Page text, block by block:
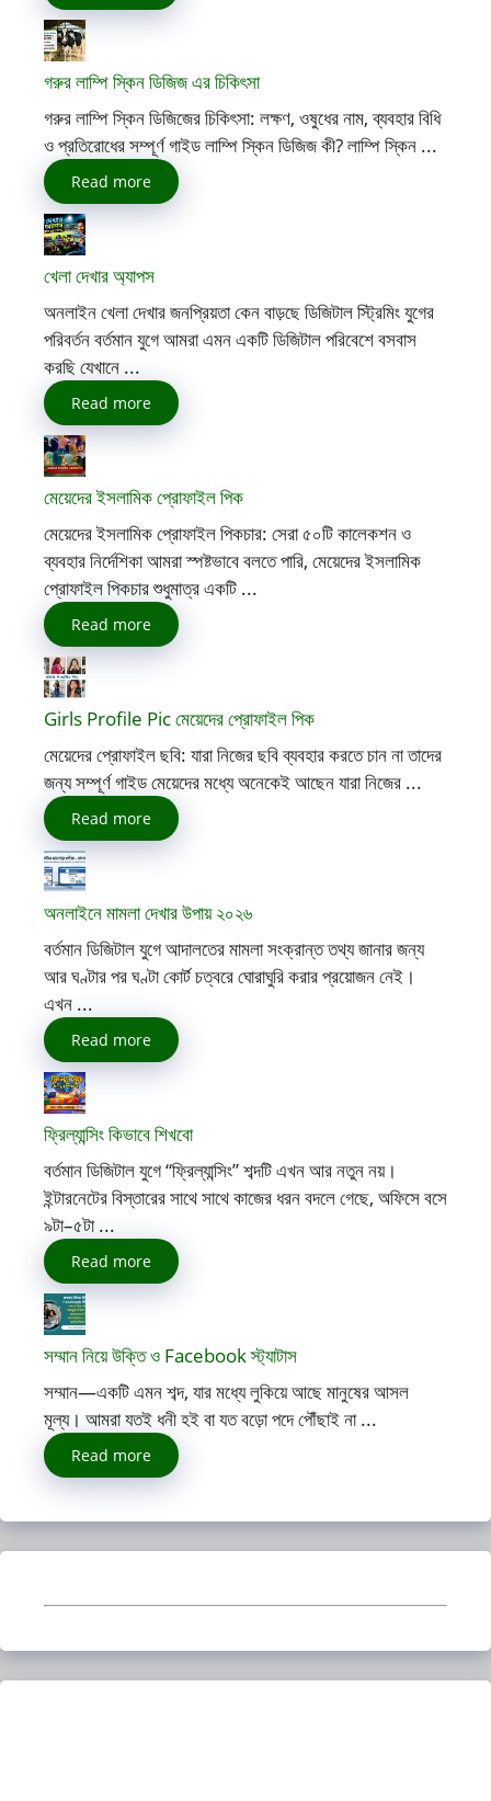
গরুর লাম্পি স্কিন ডিজিজ এর চিকিৎসা
গরুর লাম্পি স্কিন ডিজিজের চিকিৎসা: লক্ষণ, ওষুধের নাম, ব্যবহার বিধি
ও প্রতিরোধের সম্পূর্ণ গাইড লাম্পি স্কিন ডিজিজ কী? লাম্পি স্কিন ...
Read more
খেলা দেখার অ্যাপস
অনলাইন খেলা দেখার জনপ্রিয়তা কেন বাড়ছে ডিজিটাল স্ট্রিমিং যুগের
পরিবর্তন বর্তমান যুগে আমরা এমন একটি ডিজিটাল পরিবেশে বসবাস
করছি যেখানে ...
Read more
মেয়েদের ইসলামিক প্রোফাইল পিক
মেয়েদের ইসলামিক প্রোফাইল পিকচার: সেরা ৫০টি কালেকশন ও
ব্যবহার নির্দেশিকা আমরা স্পষ্টভাবে বলতে পারি, মেয়েদের ইসলামিক
প্রোফাইল পিকচার শুধুমাত্র একটি ...
Read more
Girls Profile Pic মেয়েদের প্রোফাইল পিক
মেয়েদের প্রোফাইল ছবি: যারা নিজের ছবি ব্যবহার করতে চান না তাদের
জন্য সম্পূর্ণ গাইড মেয়েদের মধ্যে অনেকেই আছেন যারা নিজের ...
Read more
অনলাইনে মামলা দেখার উপায় ২০২৬
বর্তমান ডিজিটাল যুগে আদালতের মামলা সংক্রান্ত তথ্য জানার জন্য
আর ঘণ্টার পর ঘণ্টা কোর্ট চত্বরে ঘোরাঘুরি করার প্রয়োজন নেই।
এখন ...
Read more
ফ্রিল্যান্সিং কিভাবে শিখবো
বর্তমান ডিজিটাল যুগে “ফ্রিল্যান্সিং” শব্দটি এখন আর নতুন নয়।
ইন্টারনেটের বিস্তারের সাথে সাথে কাজের ধরন বদলে গেছে, অফিসে বসে
৯টা–৫টা ...
Read more
সম্মান নিয়ে উক্তি ও Facebook স্ট্যাটাস
সম্মান—একটি এমন শব্দ, যার মধ্যে লুকিয়ে আছে মানুষের আসল
মূল্য। আমরা যতই ধনী হই বা যত বড়ো পদে পৌঁছাই না ...
Read more